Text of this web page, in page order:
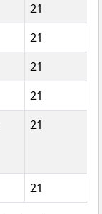
21
21
21
21
21
21